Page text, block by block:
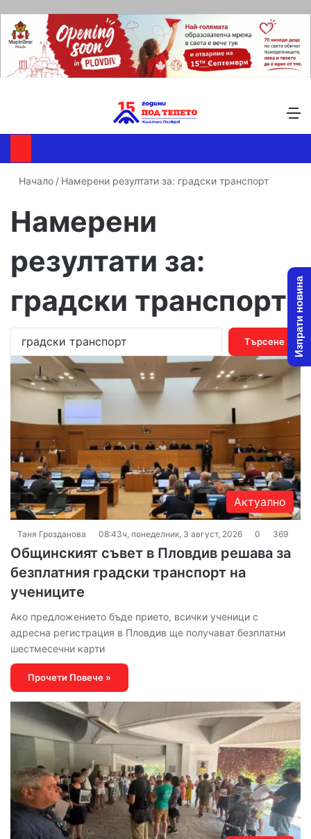
Начало / Намерени резултати за: градски транспорт
Намерени
резултати за:
градски транспорт
Т
ъ
р
с
е
е
з
:
Актуално
Таня Грозданова 08:43ч, понеделник, 3 август, 2026 0 369
Общинският съвет в Пловдив решава за
безплатния градски транспорт на
учениците
Ако предложението бъде прието, всички ученици с
адресна регистрация в Пловдив ще получават безплатни
шестмесечни карти
Прочети Повече »
Изпрати новина